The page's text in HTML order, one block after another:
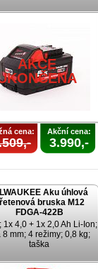
AKCE
cena: Akční cena:
3.990,-
Aku úhlová
bruska M12
FDGA-422B
1x 4,0 + 1x 2,0 Ah Li-Ion;
8 mm; 4 režimy; 0,8 kg;
taška